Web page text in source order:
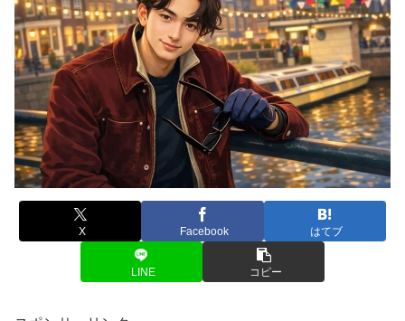
X Facebook はてブ
LINE コピー